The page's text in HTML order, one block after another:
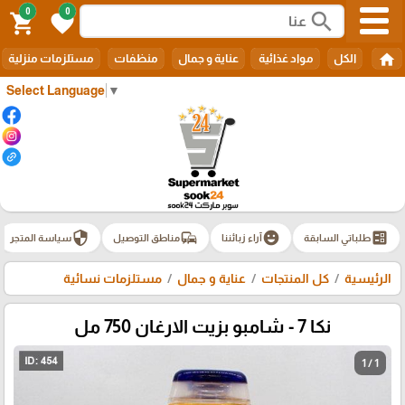
Select Language ▼
search
0
favorite
0
shopping_cart
home الكل مواد غذائية عناية و جمال منظفات مستلزمات منزلية
ballotطلباتي السابقة emoji_emotionsآراء زبائننا commuteمناطق التوصيل securityسياسة المتجر
الرئيسية كل المنتجات عناية و جمال مستلزمات نسائية
نكا 7 - شامبو بزيت الارغان 750 مل
1 / 1